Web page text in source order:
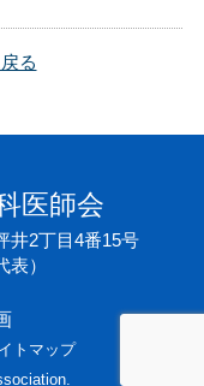
る
医師会
井2丁目4番15号
表）
トマップ